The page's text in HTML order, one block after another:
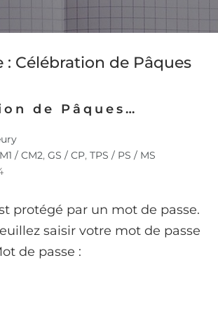
: Célébration de Pâques
de Pâques…
/ CM2, GS / CP, TPS / PS / MS
protégé par un mot de passe.
saisir votre mot de passe
de passe :